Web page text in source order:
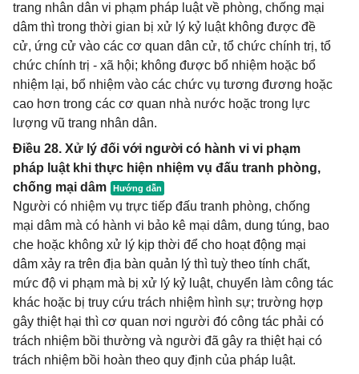
trang nhân dân vi phạm pháp luật về phòng, chống mại
dâm thì trong thời gian bị xử lý kỷ luật không được đề
cử, ứng cử vào các cơ quan dân cử, tổ chức chính trị, tổ
chức chính trị - xã hội; không được bổ nhiệm hoặc bổ
nhiệm lại, bổ nhiệm vào các chức vụ tương đương hoặc
cao hơn trong các cơ quan nhà nước hoặc trong lực
lượng vũ trang nhân dân.
Điều 28. Xử lý đối với người có hành vi vi phạm
pháp luật khi thực hiện nhiệm vụ đấu tranh phòng,
chống mại dâm
Người có nhiệm vụ trực tiếp đấu tranh phòng, chống
mại dâm mà có hành vi bảo kê mại dâm, dung túng, bao
che hoặc không xử lý kịp thời để cho hoạt động mại
dâm xảy ra trên địa bàn quản lý thì tuỳ theo tính chất,
mức độ vi phạm mà bị xử lý kỷ luật, chuyển làm công tác
khác hoặc bị truy cứu trách nhiệm hình sự; trường hợp
gây thiệt hại thì cơ quan nơi người đó công tác phải có
trách nhiệm bồi thường và người đã gây ra thiệt hại có
trách nhiệm bồi hoàn theo quy định của pháp luật.